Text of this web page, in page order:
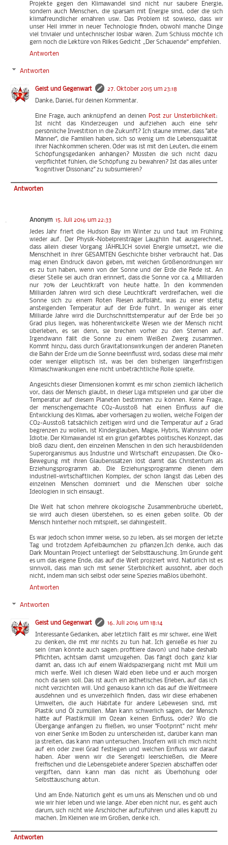
Projekte gegen den Klimawandel sind nicht nur saubere Energie,
sondern auch Menschen, die sparsam mit Energie sind, oder die sich
klimafreundlicher ernähren usw. Das Problem ist sowieso, dass wir
unser Heil immer in neuer Technologie finden, obwohl manche Dinge
viel trivialer und untechnischer lösbar wären. Zum Schluss möchte ich
gern noch die Lektüre von Rilkes Gedicht „Der Schauende“ empfehlen.
Antworten
Antworten
Geist und Gegenwart
27. Oktober 2015 um 23:18
Danke, Daniel, für deinen Kommentar.
Eine Frage, auch anknüpfend an deinen Post zur Unsterblichkeit:
Ist nicht das Kinderzeugen und aufziehen auch eine sehr
persönliche Investition in die Zukunft? Ich staune immer, dass "alte
Männer", die Familien haben, sich so wenig um die Lebensqualität
ihrer Nachkommen scheren. Oder was ist mit den Leuten, die einem
Schöpfungsgedanken anhängen? Müssten die sich nicht dazu
verpflichtet fühlen, die Schöpfung zu bewahren? Ist das alles unter
"kognitiver Dissonanz" zu subsumieren?
Antworten
Anonym 15. Juli 2016 um 22:33
Jedes Jahr friert die Hudson Bay im Winter zu und taut im Frühling
wieder auf. Der Physik-Nobelpreisträger Laughlin hat ausgerechnet,
dass allein dieser Vorgang JÄHRLICH soviel Energie umsetzt, wie die
Menschheit in ihrer GESAMTEN Geschichte bisher verbraucht hat. Das
mag einen Eindruck davon geben, mit welchen Größenordnungen wir
es zu tun haben, wenn von der Sonne und der Erde die Rede ist. An
dieser Stelle sei auch dran erinnert, dass die Sonne vor ca. 4 Milliarden
nur 70% der Leuchtkraft von heute hatte. In den kommenden
Milliarden Jahren wird sich diese Leuchtkraft verdreifachen, weil die
Sonne sich zu einem Roten Riesen aufbläht, was zu einer stetig
ansteigenden Temperatur auf der Erde führt. In weniger als einer
Milliarde Jahre wird die Durchschnittstemperatur auf der Erde bei 30
Grad plus liegen, was höherentwickelte Wesen wie der Mensch nicht
überleben, es sei denn, sie brechen vorher zu den Sternen auf.
Irgendwann fällt die Sonne zu einem Weißen Zwerg zusammen.
Kommt hinzu, dass durch Gravitationswirkungen der anderen Planeten
die Bahn der Erde um die Sonne beeinflusst wird, sodass diese mal mehr
oder weniger elliptisch ist, was bei den bisherigen längerfristigen
Klimaschwankungen eine nicht unbeträchtliche Rolle spielte.
Angesichts dieser Dimensionen kommt es mir schon ziemlich lächerlich
vor, dass der Mensch glaubt, in dieser Liga mitspielen und gar über die
Temperatur auf diesem Planeten bestimmen zu können. Keine Frage,
der menschengemachte CO2-Ausstoß hat einen Einfluss auf die
Entwicklung des Klimas, aber vorhersagen zu wollen, welche Folgen der
CO2-Ausstoß tatsächlich zeitigen wird und die Temperatur auf 2 Grad
begrenzen zu wollen, ist Kinderglauben, Magie, Hybris, Wahnsinn oder
Idiotie. Der Klimawandel ist ein grün gefärbtes politisches Konzept, das
bloß dazu dient, den einzelnen Menschen in den sich herausbildenden
Superorganismus aus Industrie und Wirtschaft einzupassen. Die Öko-
Bewegung mit ihren Glaubenssätzen löst damit das Christentum als
Erziehungsprogramm ab. Die Erziehungsprogramme dienen dem
industriell-wirtschaftlichen Komplex, der schon längst das Leben des
einzelnen Menschen dominiert und die Menschen über solche
Ideologien in sich einsaugt.
Die Welt hat schon mehrere ökologische Zusammenbrüche überlebt,
sie wird auch diesen überstehen, so es einen geben sollte. Ob der
Mensch hinterher noch mitspielt, sei dahingestellt.
Es war jedoch schon immer weise, so zu leben, als sei morgen der letzte
Tag und trotzdem Apfelbäumchen zu pflanzen.Ich denke, auch das
Dark Mountain Project unterliegt der Selbsttäuschung. Im Grunde geht
es um das eigene Ende, das auf die Welt projiziert wird. Natürlich ist es
sinnvoll, dass man sich mit seiner Sterblichkeit aussöhnt, aber doch
nicht, indem man sich selbst oder seine Spezies maßlos überhöht.
Antworten
Antworten
Geist und Gegenwart
16. Juli 2016 um 18:14
Interessante Gedanken, aber letztlich fällt es mir schwer, eine Welt
zu denken, die mit mir nichts zu tun hat. Ich genieße es hier zu
sein (man könnte auch sagen: profitiere davon) und habe deshalb
Pflichten, achtsam damit umzugehen. Das fängt doch ganz klar
damit an, dass ich auf einem Waldspaziergang nicht mit Müll um
mich werfe. Weil ich diesen Wald eben liebe und er auch morgen
noch da sein soll. Das ist auch ein ästhetisches Erleben, auf das ich
nicht verzichten will. Und genauso kann ich das auf die Weltmeere
ausdehnen und es unverzeihlich finden, dass wir diese erhabenen
Umwelten, die auch Habitate für andere Lebewesen sind, mit
Plastik und Öl zumüllen. Man kann schwerlich sagen, der Mensch
hätte auf Plastikmüll im Ozean keinen Einfluss, oder? Wo die
Übergänge anfangen zu fließen, wo unser "Footprint" nicht mehr
von einer Senke im Boden zu unterscheiden ist, darüber kann man
ja streiten, das kann man untersuchen. Insofern will ich mich nicht
auf ein oder zwei Grad festlegen und welchen Einfluss wir darauf
haben. Aber wenn wir die Serengeti leerschießen, die Meere
freifischen und die Lebensgebiete anderer Spezien abschaffen oder
vergiften, dann kann man das nicht als Überhöhung oder
Selbsttäuschung abtun.
Und am Ende: Natürlich geht es um uns als Menschen und ob und
wie wir hier leben und wie lange. Aber eben nicht nur, es geht auch
darum, sich nicht wie Arschlöcher aufzuführen und alles kaputt zu
machen. Im Kleinen wie im Großen, denke ich.
Antworten